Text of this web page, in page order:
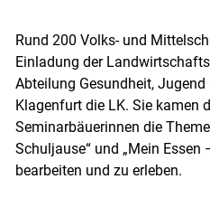
Rund 200 Volks- und
Einladung der
Abteilung Gesundheit,
Klagenfurt die LK. Sie kamen
Seminarbäuerinnen die
Schuljause“ und „Mein Essen
bearbeiten und zu erleben.